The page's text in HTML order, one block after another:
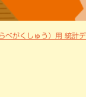
べがくしゅう）用 統計